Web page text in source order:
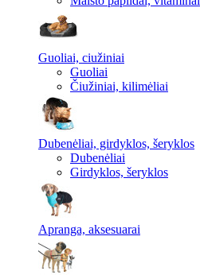
Guoliai, ciužiniai
Guoliai
Čiužiniai, kilimėliai
Dubenėliai, girdyklos, šeryklos
Dubenėliai
Girdyklos, šeryklos
Apranga, aksesuarai